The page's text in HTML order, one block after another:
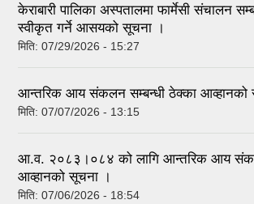
केराबारी पालिका अस्पतालमा फार्मेसी संचालन
स्वीकृत गर्ने आसयको सूचना ।
मिति: 07/29/2026 - 15:27
आन्तरिक आय संकलन सम्बन्धी ठेक्का आव्हानको
मिति: 07/07/2026 - 13:15
आ.व. २०८३।०८४ को लागि आन्तरिक आय
आव्हानको सूचना ।
मिति: 07/06/2026 - 18:54